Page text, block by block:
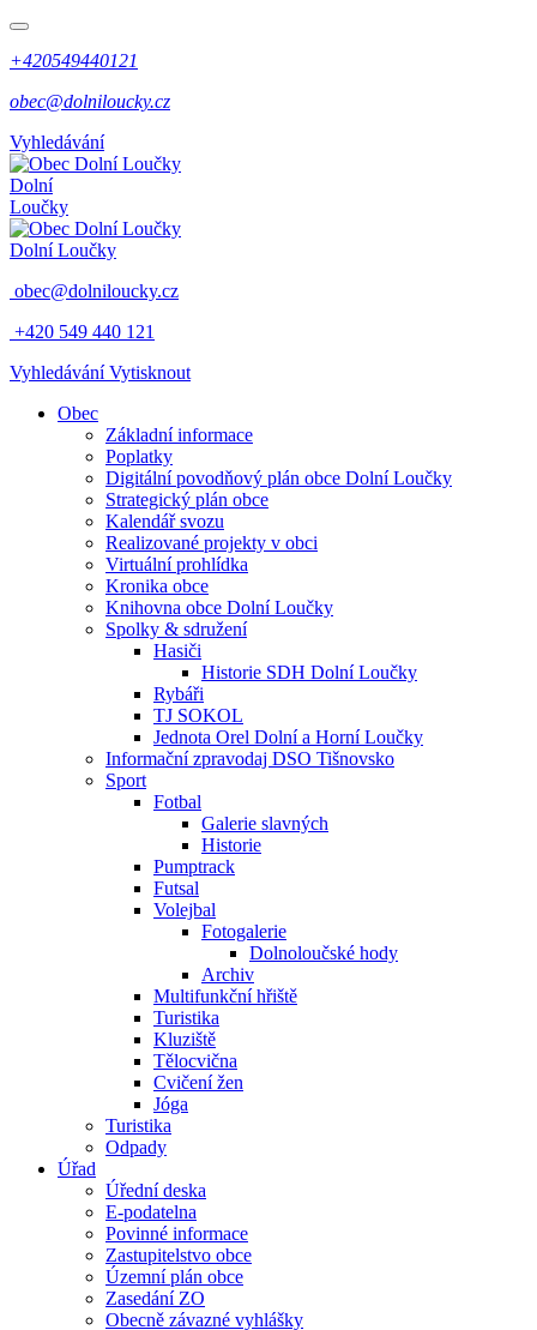
+420549440121
obec@dolniloucky.cz
Vyhledávání
Dolní
Loučky
Dolní Loučky
obec@dolniloucky.cz
+420 549 440 121
Vyhledávání Vytisknout
Obec
Základní informace
Poplatky
Digitální povodňový plán obce Dolní Loučky
Strategický plán obce
Kalendář svozu
Realizované projekty v obci
Virtuální prohlídka
Kronika obce
Knihovna obce Dolní Loučky
Spolky & sdružení
Hasiči
Historie SDH Dolní Loučky
Rybáři
TJ SOKOL
Jednota Orel Dolní a Horní Loučky
Informační zpravodaj DSO Tišnovsko
Sport
Fotbal
Galerie slavných
Historie
Pumptrack
Futsal
Volejbal
Fotogalerie
Dolnoloučské hody
Archiv
Multifunkční hřiště
Turistika
Kluziště
Tělocvična
Cvičení žen
Jóga
Turistika
Odpady
Úřad
Úřední deska
E-podatelna
Povinné informace
Zastupitelstvo obce
Územní plán obce
Zasedání ZO
Obecně závazné vyhlášky